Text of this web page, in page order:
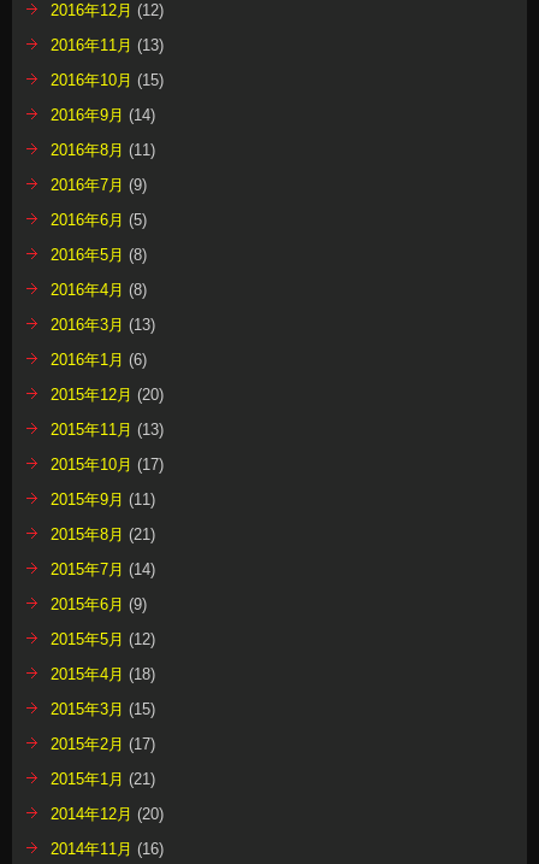
2016年12月 (12)
2016年11月 (13)
2016年10月 (15)
2016年9月 (14)
2016年8月 (11)
2016年7月 (9)
2016年6月 (5)
2016年5月 (8)
2016年4月 (8)
2016年3月 (13)
2016年1月 (6)
2015年12月 (20)
2015年11月 (13)
2015年10月 (17)
2015年9月 (11)
2015年8月 (21)
2015年7月 (14)
2015年6月 (9)
2015年5月 (12)
2015年4月 (18)
2015年3月 (15)
2015年2月 (17)
2015年1月 (21)
2014年12月 (20)
2014年11月 (16)